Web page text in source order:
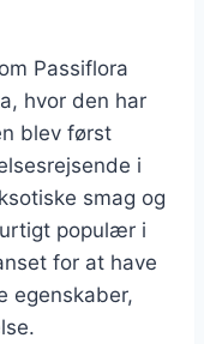
Passiflora
hvor den har
blev først
i
smag og
populær i
for at have
egenskaber,